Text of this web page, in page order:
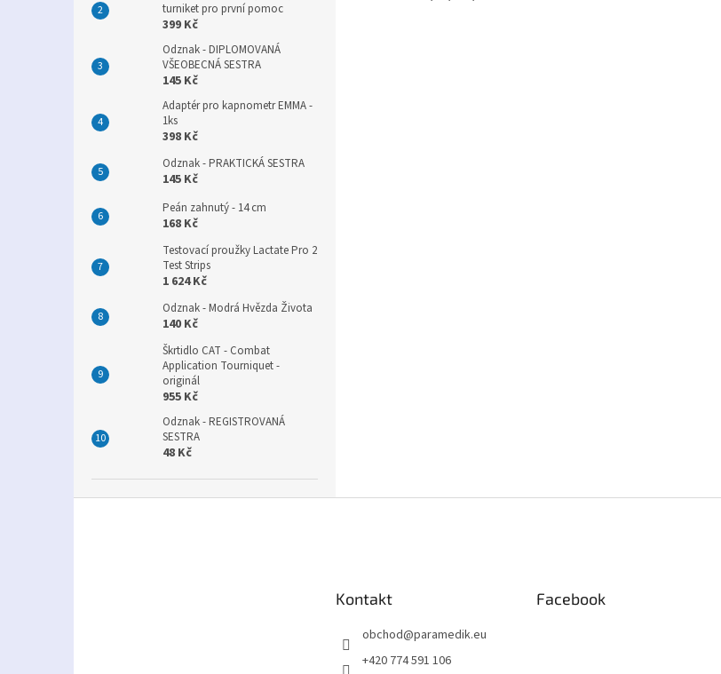
turniket pro první pomoc
399 Kč
Odznak - DIPLOMOVANÁ
VŠEOBECNÁ SESTRA
145 Kč
Adaptér pro kapnometr EMMA -
1ks
398 Kč
Odznak - PRAKTICKÁ SESTRA
145 Kč
Peán zahnutý - 14 cm
168 Kč
Testovací proužky Lactate Pro 2
Test Strips
1 624 Kč
Odznak - Modrá Hvězda Života
140 Kč
Škrtidlo CAT - Combat
Application Tourniquet -
originál
955 Kč
Odznak - REGISTROVANÁ
SESTRA
48 Kč
Kontakt
obchod@paramedik.eu
+420 774 591 106
Facebook